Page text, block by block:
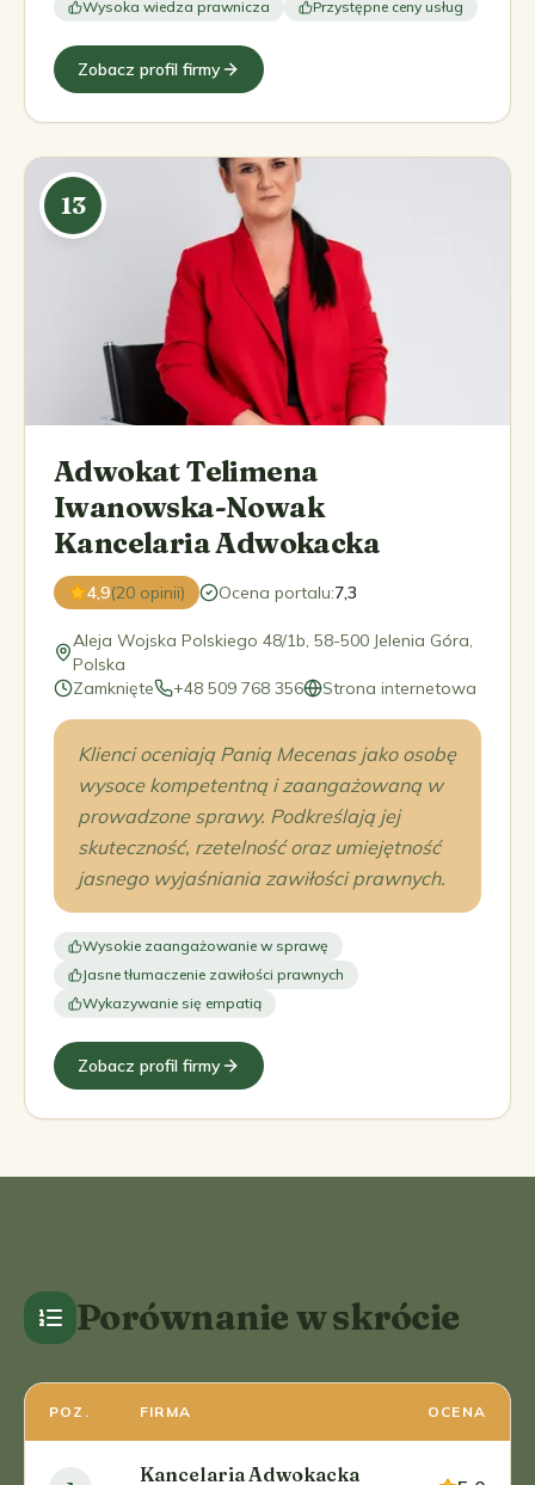
Wysoka wiedza prawnicza
Przystępne ceny usług
Zobacz profil firmy
13
Adwokat Telimena
Iwanowska-Nowak
Kancelaria Adwokacka
4,9(20 opinii) Ocena portalu:7,3
Aleja Wojska Polskiego 48/1b, 58-500 Jelenia Góra,
Polska
Zamknięte
+48 509 768 356 Strona internetowa
Klienci oceniają Panią Mecenas jako osobę
wysoce kompetentną i zaangażowaną w
prowadzone sprawy. Podkreślają jej
skuteczność, rzetelność oraz umiejętność
jasnego wyjaśniania zawiłości prawnych.
Wysokie zaangażowanie w sprawę
Jasne tłumaczenie zawiłości prawnych
Wykazywanie się empatią
Zobacz profil firmy
Porównanie w skrócie
POZ. FIRMA OCENA
Kancelaria Adwokacka